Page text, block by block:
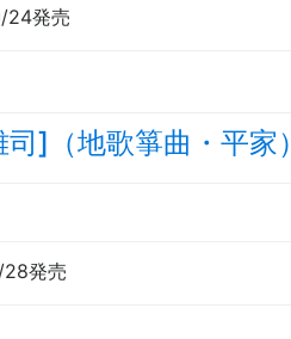
24発売
]（地歌箏曲・平家）
発売